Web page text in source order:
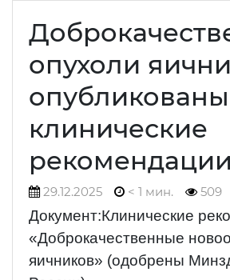
опухоли
опубликованы
клинические
рекомендации
29.12.2025 < 1 мин. 509
Документ:Клинические
«Доброкачественные
яичников» (одобрены